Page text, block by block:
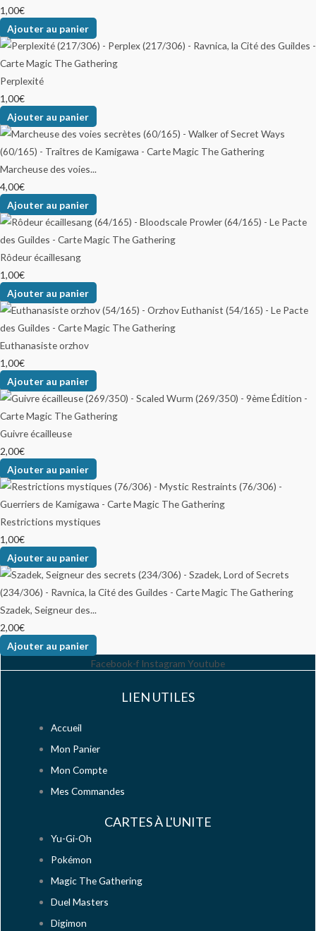
1,00€
Ajouter au panier
Perplexité
1,00€
Ajouter au panier
Marcheuse des voies...
4,00€
Ajouter au panier
Rôdeur écaillesang
1,00€
Ajouter au panier
Euthanasiste orzhov
1,00€
Ajouter au panier
Guivre écailleuse
2,00€
Ajouter au panier
Restrictions mystiques
1,00€
Ajouter au panier
Szadek, Seigneur des...
2,00€
Ajouter au panier
Facebook-f Instagram Youtube
LIEN UTILES
Accueil
Mon Panier
Mon Compte
Mes Commandes
CARTES À L'UNITE
Yu-Gi-Oh
Pokémon
Magic The Gathering
Duel Masters
Digimon